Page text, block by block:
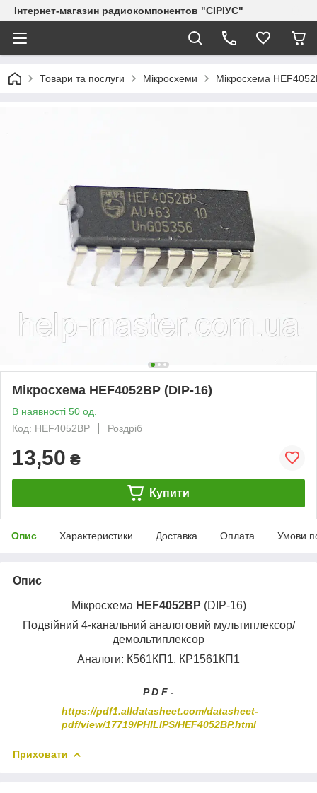
Інтернет-магазин радиокомпонентов "СІРІУС"
Товари та послуги Мікросхеми Мікросхема
Мікросхема HEF4052BP (DIP-16)
В наявності 50 од.
Код: HEF4052BP
Роздріб
13,50 ₴
Купити
Опис Характеристики Доставка Оплата Умови
Опис
Мікросхема HEF4052BP (DIP-16)
Подвійний 4-канальний аналоговий мультиплексор/
демольтиплексор
Аналоги: К561КП1, КР1561КП1
P D F -
https://pdf1.alldatasheet.com/datasheet-
pdf/view/17719/PHILIPS/HEF4052BP.html
Приховати